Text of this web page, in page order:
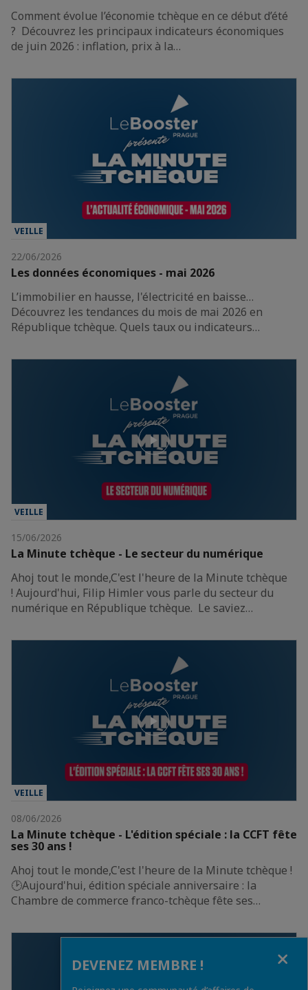
Comment évolue l’économie tchèque en ce début d’été
? Découvrez les principaux indicateurs économiques
de juin 2026 : inflation, prix à la…
VEILLE
22/06/2026
Les données économiques - mai 2026
L’immobilier en hausse, l'électricité en baisse…
Découvrez les tendances du mois de mai 2026 en
République tchèque. Quels taux ou indicateurs…
VEILLE
15/06/2026
La Minute tchèque - Le secteur du numérique
Ahoj tout le monde,C'est l'heure de la Minute tchèque
! Aujourd'hui, Filip Himler vous parle du secteur du
numérique en République tchèque. Le saviez…
VEILLE
08/06/2026
La Minute tchèque - L'édition spéciale : la CCFT fête
ses 30 ans !
Ahoj tout le monde,C'est l'heure de la Minute tchèque !
🕑Aujourd'hui, édition spéciale anniversaire : la
Chambre de commerce franco-tchèque fête ses…
DEVENEZ MEMBRE !